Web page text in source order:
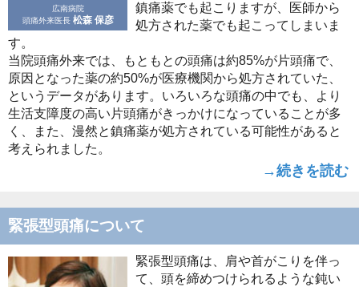
鎮痛薬でも起こりますが、医師から
処方された薬でも起こってしまいま
す。
当院頭痛外来では、もともとの頭痛は約85%が片頭痛で、
原因となった薬の約50%が医療機関から処方されていた、
というデータがあります。いろいろな頭痛の中でも、より
生活支障度の高い片頭痛がきっかけになっていることが多
く、また、漫然と鎮痛薬が処方されている可能性があると
考えられました。
→続きを読む
広南病院
頭痛外来医長 松森 保彦
緊張型頭痛について
緊張型頭痛は、肩や首がこりを伴っ
て、頭を締めつけられるような鈍い